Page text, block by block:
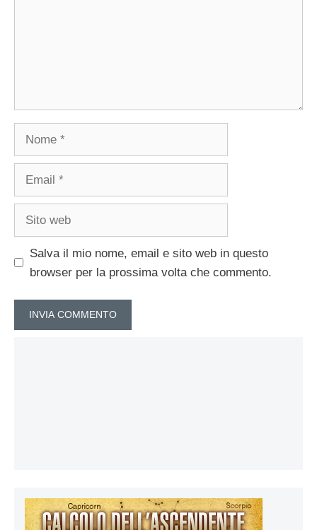
Salva il mio nome, email e sito web in questo
browser per la prossima volta che commento.